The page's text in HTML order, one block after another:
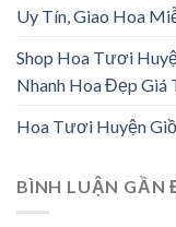
Uy Tín, Giao Hoa
Shop Hoa Tươi
Nhanh Hoa Đẹp Giá
Hoa Tươi Huyện
BÌNH LUẬN GẦN